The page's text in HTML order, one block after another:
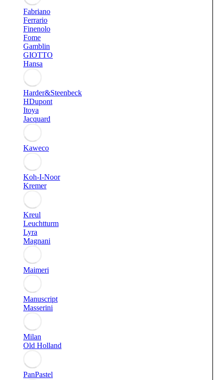
Fabriano
Ferrario
Finenolo
Fome
Gamblin
GIOTTO
Hansa
Harder&Steenbeck
HDupont
Itoya
Jacquard
Kaweco
Koh-I-Noor
Kremer
Kreul
Leuchtturm
Lyra
Magnani
Maimeri
Manuscript
Masserini
Milan
Old Holland
PanPastel